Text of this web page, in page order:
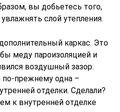
вы добьетесь того,
слой утепления.
каркас. Это
меду пароизоляцией и
воздушный зазор.
по-прежнему одна –
отделки. Сделали?
к внутренней отделке